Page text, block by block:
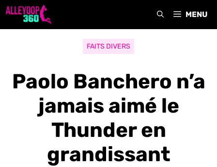
Aller
MENU
FAITS DIVERS
Paolo Banchero n’a
jamais aimé le
Thunder en
grandissant